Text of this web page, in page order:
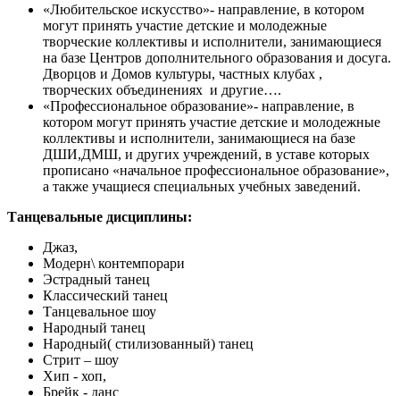
«Любительское искусство»- направление, в котором
могут принять участие детские и молодежные
творческие коллективы и исполнители, занимающиеся
на базе Центров дополнительного образования и досуга.
Дворцов и Домов культуры, частных клубах ,
творческих объединениях и другие….
«Профессиональное образование»- направление, в
котором могут принять участие детские и молодежные
коллективы и исполнители, занимающиеся на базе
ДШИ,ДМШ, и других учреждений, в уставе которых
прописано «начальное профессиональное образование»,
а также учащиеся специальных учебных заведений.
Танцевальные дисциплины:
Джаз,
Модерн\ контемпорари
Эстрадный танец
Классический танец
Танцевальное шоу
Народный танец
Народный( стилизованный) танец
Стрит – шоу
Хип - хоп,
Брейк - данс